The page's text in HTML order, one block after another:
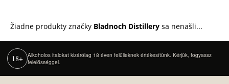
Žiadne produkty značky Bladnoch Distillery sa nenašli...
j
e
t
e
18+
Alkoholos italokat kizárólag 18 éven felülieknek értékesítünk. Kérjük, fogyassz
felelősséggel.